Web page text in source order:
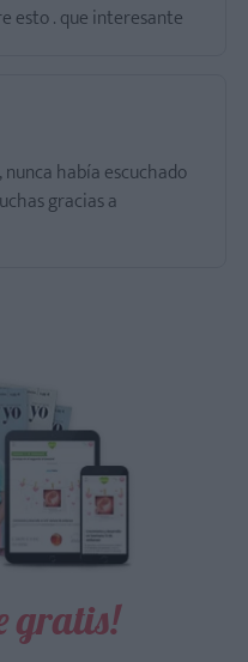
esto . que interesante
había escuchado
gracias a
gratis!